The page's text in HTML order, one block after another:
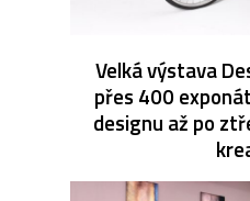
Velká výstava
přes 400
designu až po